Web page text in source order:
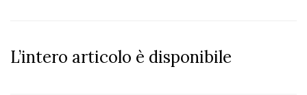
L’intero articolo è disponibile